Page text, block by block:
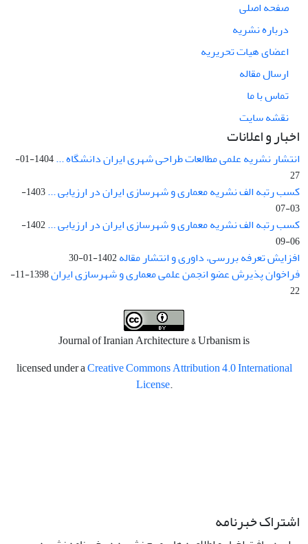
صفحه اصلی
درباره نشریه
اعضای هیات تحریریه
ارسال مقاله
تماس با ما
نقشه سایت
اخبار و اعلانات
انتشار نشریه علمی مطالعات طراحی شهری ایران دانشگاه ...
1404-01-
27
کسب رتبه الف نشریه معماری و شهرسازی ایران در ارزیابی ...
1403-
03-07
کسب رتبه الف نشریه معماری و شهرسازی ایران در ارزیابی ...
1402-
06-09
افزایش تعرفه بررسی، داوری و انتشار مقاله1402-01-30
فراخوان پذیرش عضو انجمن علمی معماری و شهرسازی ایران
1398-11-
22
Journal of Iranian Architecture & Urbanism is
licensed under aCreative Commons Attribution 4.0 International
License.
اشتراک خبرنامه